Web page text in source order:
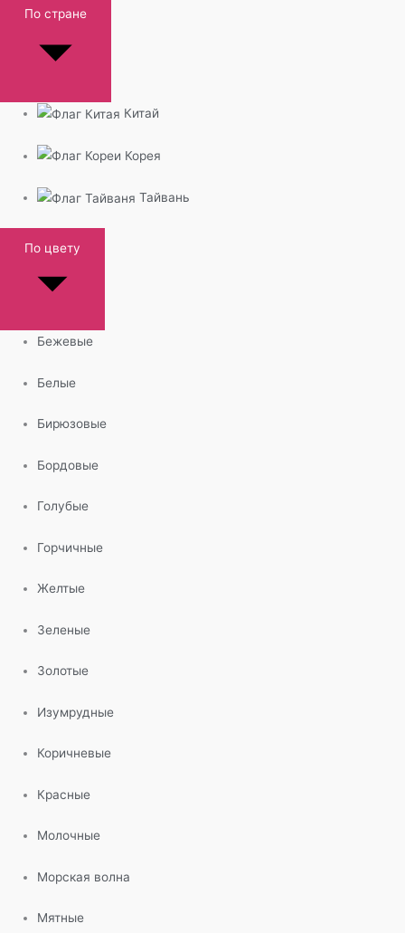
По стране
Китай
Корея
Тайвань
По цвету
Бежевые
Белые
Бирюзовые
Бордовые
Голубые
Горчичные
Желтые
Зеленые
Золотые
Изумрудные
Коричневые
Красные
Молочные
Морская волна
Мятные